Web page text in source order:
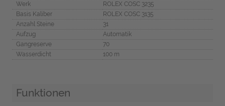
Werk
ROLEX COSC 3235
Basis Kaliber
ROLEX COSC 3135
Anzahl Steine
31
Aufzug
Automatik
Gangreserve
70
Wasserdicht
100 m
Funktionen